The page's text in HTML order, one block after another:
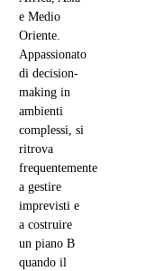
e Medio
Oriente.
Appassionato
di decision-
making in
ambienti
complessi, si
ritrova
frequentemente
a gestire
imprevisti e
a costruire
un piano B
quando il